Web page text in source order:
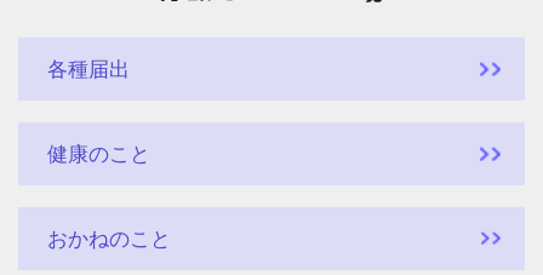
各種届出
健康のこと
おかねのこと